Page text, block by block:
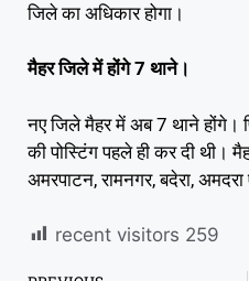
जिले का अधिकार होगा।
मैहर जिले में होंगे 7 थाने।
नए जिले मैहर में अब 7 थाने होंगे।
की पोस्टिंग पहले ही कर दी थी।
अमरपाटन, रामनगर, बदेरा, अमदरा
recent visitors 259